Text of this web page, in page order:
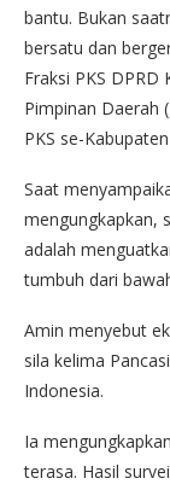
bantu. Bukan
bersatu dan
Fraksi PKS DPRD
Pimpinan Daerah
PKS se-
Saat
mengungkapkan,
adalah
tumbuh dari
Amin menyebut
sila kelima
Indonesia.
Ia
terasa. Hasil